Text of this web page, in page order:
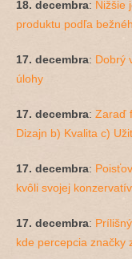
18. decembra: Nižšie
produktu podľa
17. decembra: Dobrý
úlohy
17. decembra: Zaraď
Dizajn b) Kvalita c)
17. decembra:
kvôli svojej
17. decembra:
kde percepcia značky